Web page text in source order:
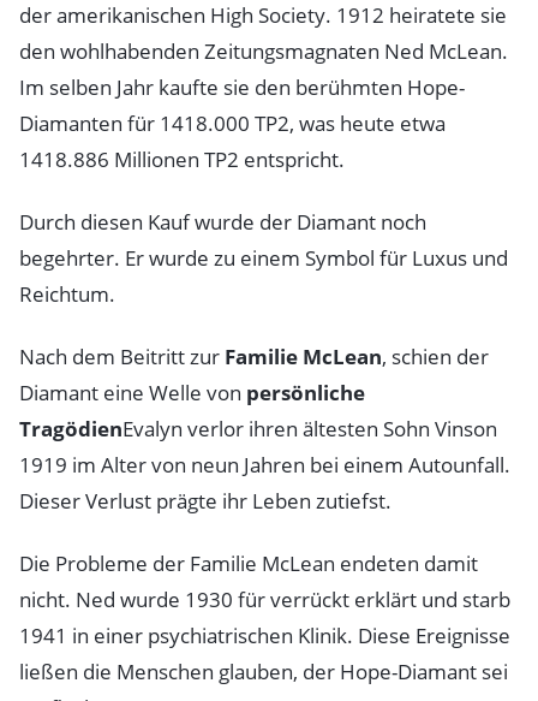
der amerikanischen High Society. 1912 heiratete sie
den wohlhabenden Zeitungsmagnaten Ned McLean.
Im selben Jahr kaufte sie den berühmten Hope-
Diamanten für 1418.000 TP2, was heute etwa
1418.886 Millionen TP2 entspricht.
Durch diesen Kauf wurde der Diamant noch
begehrter. Er wurde zu einem Symbol für Luxus und
Reichtum.
Nach dem Beitritt zur Familie McLean, schien der
Diamant eine Welle von persönliche
TragödienEvalyn verlor ihren ältesten Sohn Vinson
1919 im Alter von neun Jahren bei einem Autounfall.
Dieser Verlust prägte ihr Leben zutiefst.
Die Probleme der Familie McLean endeten damit
nicht. Ned wurde 1930 für verrückt erklärt und starb
1941 in einer psychiatrischen Klinik. Diese Ereignisse
ließen die Menschen glauben, der Hope-Diamant sei